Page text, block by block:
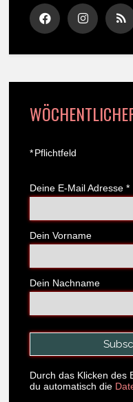
*Pflichtfeld
Deine E-Mail Adresse *
Dein Vorname
Dein Nachname
Durch das Klicken des
du automatisch die